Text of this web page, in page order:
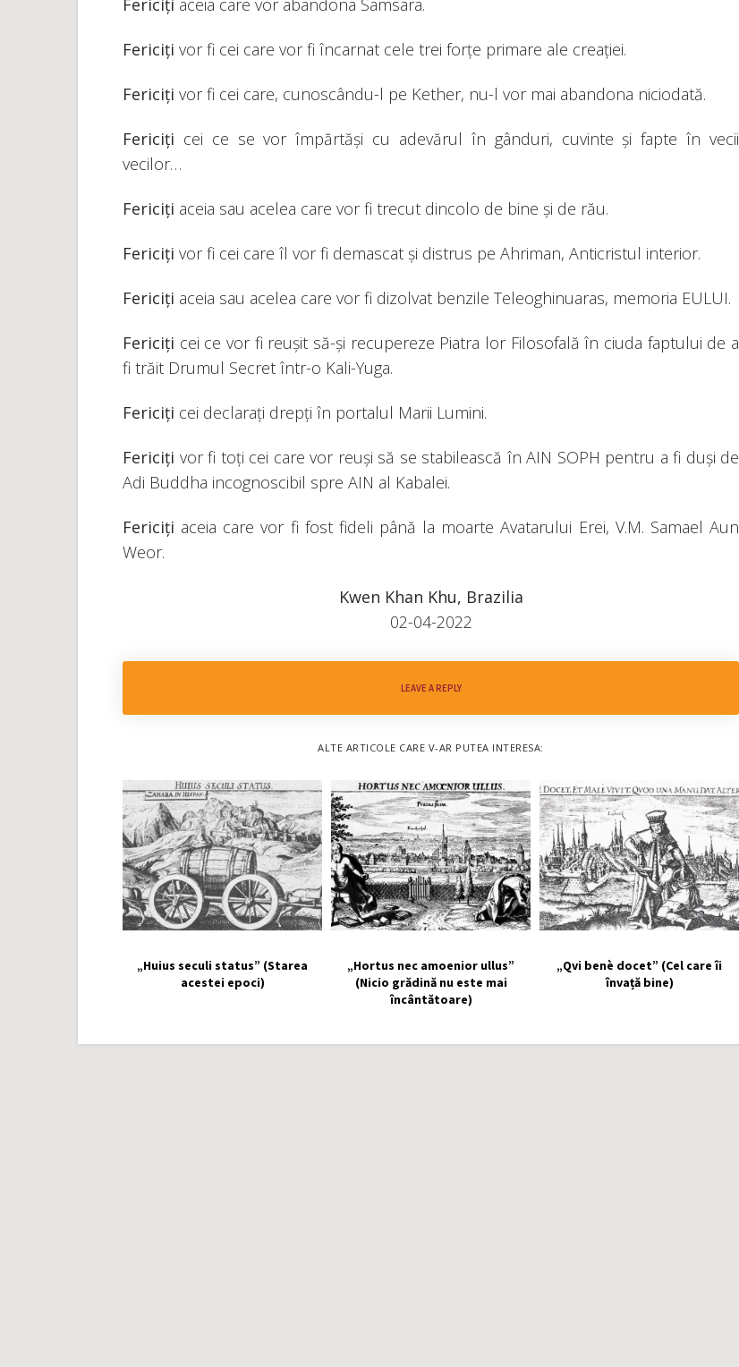
Fericiți aceia care vor abandona Samsara.
Fericiți vor fi cei care vor fi încarnat cele trei forțe primare ale creației.
Fericiți vor fi cei care, cunoscându-l pe Kether, nu-l vor mai abandona niciodată.
Fericiți cei ce se vor împărtăși cu adevărul în gânduri, cuvinte și fapte în vecii
vecilor…
Fericiți aceia sau acelea care vor fi trecut dincolo de bine și de rău.
Fericiți vor fi cei care îl vor fi demascat și distrus pe Ahriman, Anticristul interior.
Fericiți aceia sau acelea care vor fi dizolvat benzile Teleoghinuaras, memoria EULUI.
Fericiți cei ce vor fi reușit să-și recupereze Piatra lor Filosofală în ciuda faptului de a
fi trăit Drumul Secret într-o Kali-Yuga.
Fericiți cei declarați drepți în portalul Marii Lumini.
Fericiți vor fi toți cei care vor reuși să se stabilească în AIN SOPH pentru a fi duși de
Adi Buddha incognoscibil spre AIN al Kabalei.
Fericiți aceia care vor fi fost fideli până la moarte Avatarului Erei, V.M. Samael Aun
Weor.
Kwen Khan Khu, Brazilia
02-04-2022
LEAVE A REPLY
ALTE ARTICOLE CARE V-AR PUTEA INTERESA:
„Huius seculi status” (Starea
acestei epoci)
„Hortus nec amoenior ullus”
(Nicio grădină nu este mai
încântătoare)
„Qvi benè docet” (Cel care îi
învață bine)